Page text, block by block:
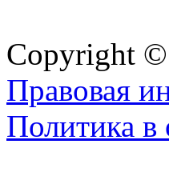
Copyright
Правовая
Политика